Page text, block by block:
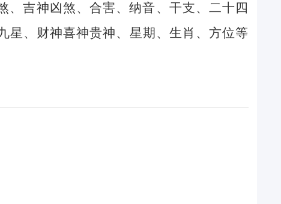
、吉神凶煞、合害、纳音、干支、二十四
星、财神喜神贵神、星期、生肖、方位等